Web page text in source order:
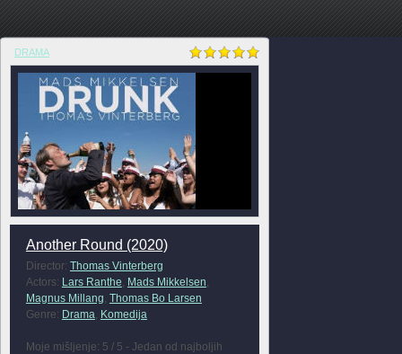
DRAMA
Another Round (2020)
Director: Thomas Vinterberg
Actors: Lars Ranthe Mads Mikkelsen
Magnus Millang Thomas Bo Larsen
Genre: Drama Komedija
Moje mišljenje: 5 / 5 - Jedan od najboljih